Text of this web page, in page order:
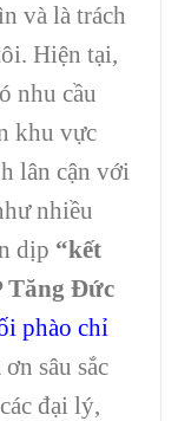
và là trách
Hiện tại,
nhu cầu
khu vực
lân cận với
nhiều
dịp “kết
Tăng Đức
phào chỉ
sâu sắc
đại lý,